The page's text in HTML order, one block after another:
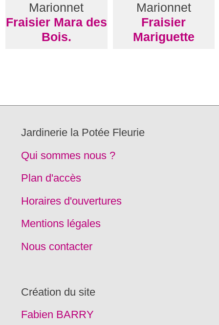
Marionnet
Fraisier Mara des
Bois.
Marionnet
Fraisier
Mariguette
Jardinerie la Potée Fleurie
Qui sommes nous ?
Plan d'accès
Horaires d'ouvertures
Mentions légales
Nous contacter
Création du site
Fabien BARRY